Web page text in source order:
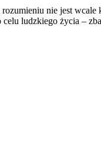
nie jest
ludzkiego życia –